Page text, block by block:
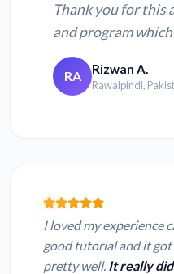
Thank you for this
and program
RA Rizwan A.
Rawalpindi,
I loved my experience
good tutorial and it
pretty well. It really